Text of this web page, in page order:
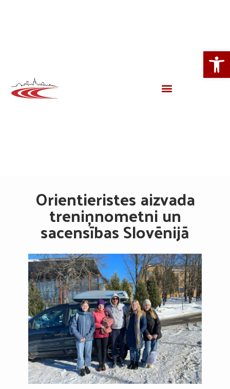
Orientieristes aizvada
treniņnometni un
sacensības Slovēnijā